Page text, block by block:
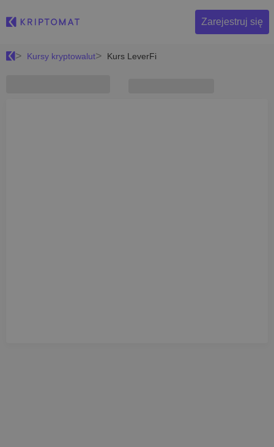
Zarejestruj się
Kursy kryptowalut Kurs LeverFi